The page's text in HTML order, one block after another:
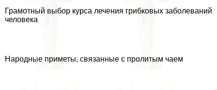
Грамотный выбор курса лечения грибковых заболеваний
человека
Народные приметы, связанные с пролитым чаем